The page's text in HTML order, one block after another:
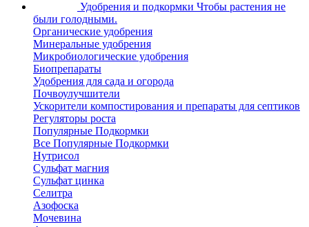
Удобрения и подкормки Чтобы растения не
были голодными.
Органические удобрения
Минеральные удобрения
Микробиологические удобрения
Биопрепараты
Удобрения для сада и огорода
Почвоулучшители
Ускорители компостирования и препараты для септиков
Регуляторы роста
Популярные Подкормки
Все Популярные Подкормки
Нутрисол
Сульфат магния
Сульфат цинка
Селитра
Азофоска
Мочевина